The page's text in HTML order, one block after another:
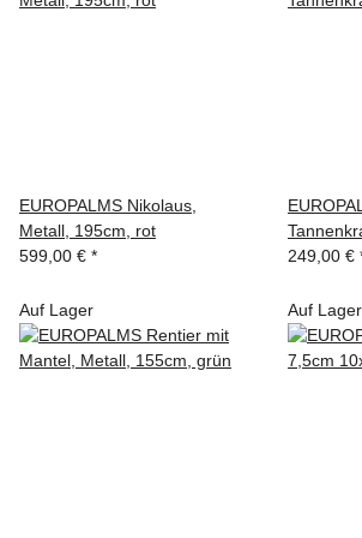
EUROPALMS Nikolaus,
Metall, 195cm, rot
599,00 € *
249,00 €
Auf Lager Auf Lager